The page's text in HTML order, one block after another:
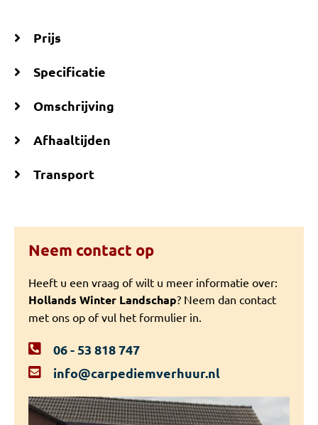
Prijs
Specificatie
Omschrijving
Afhaaltijden
Transport
Neem contact op
Heeft u een vraag of wilt u meer informatie over:
Hollands Winter Landschap? Neem dan contact
met ons op of vul het formulier in.
06 - 53 818 747
info@carpediemverhuur.nl